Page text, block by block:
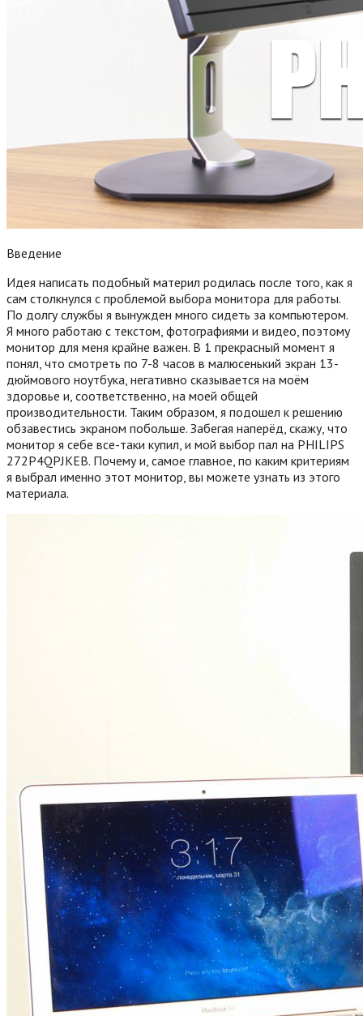
Введение
Идея написать подобный материл родилась после того, как я
сам столкнулся с проблемой выбора монитора для работы.
По долгу службы я вынужден много сидеть за компьютером.
Я много работаю с текстом, фотографиями и видео, поэтому
монитор для меня крайне важен. В 1 прекрасный момент я
понял, что смотреть по 7-8 часов в малюсенький экран 13-
дюймового ноутбука, негативно сказывается на моём
здоровье и, соответственно, на моей общей
производительности. Таким образом, я подошел к решению
обзавестись экраном побольше. Забегая наперёд, скажу, что
монитор я себе все-таки купил, и мой выбор пал на PHILIPS
272P4QPJKEB. Почему и, самое главное, по каким критериям
я выбрал именно этот монитор, вы можете узнать из этого
материала.